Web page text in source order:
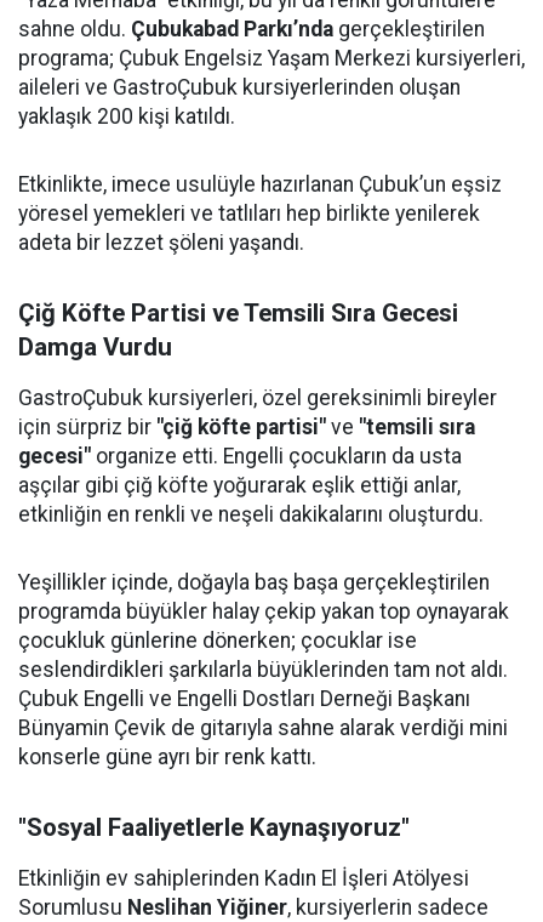
sahne oldu. Çubukabad Parkı’nda gerçekleştirilen
programa; Çubuk Engelsiz Yaşam Merkezi kursiyerleri,
aileleri ve GastroÇubuk kursiyerlerinden oluşan
yaklaşık 200 kişi katıldı.
Etkinlikte, imece usulüyle hazırlanan Çubuk’un eşsiz
yöresel yemekleri ve tatlıları hep birlikte yenilerek
adeta bir lezzet şöleni yaşandı.
Çiğ Köfte Partisi ve Temsili Sıra Gecesi
Damga Vurdu
GastroÇubuk kursiyerleri, özel gereksinimli bireyler
için sürpriz bir "çiğ köfte partisi" ve "temsili sıra
gecesi" organize etti. Engelli çocukların da usta
aşçılar gibi çiğ köfte yoğurarak eşlik ettiği anlar,
etkinliğin en renkli ve neşeli dakikalarını oluşturdu.
Yeşillikler içinde, doğayla baş başa gerçekleştirilen
programda büyükler halay çekip yakan top oynayarak
çocukluk günlerine dönerken; çocuklar ise
seslendirdikleri şarkılarla büyüklerinden tam not aldı.
Çubuk Engelli ve Engelli Dostları Derneği Başkanı
Bünyamin Çevik de gitarıyla sahne alarak verdiği mini
konserle güne ayrı bir renk kattı.
"Sosyal Faaliyetlerle Kaynaşıyoruz"
Etkinliğin ev sahiplerinden Kadın El İşleri Atölyesi
Sorumlusu Neslihan Yiğiner, kursiyerlerin sadece